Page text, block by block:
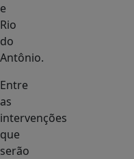
e
Rio
do
Antônio.
Entre
as
intervenções
que
serão